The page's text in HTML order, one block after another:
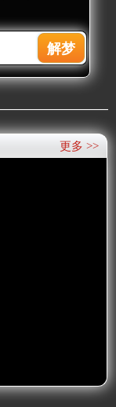
更多 >>